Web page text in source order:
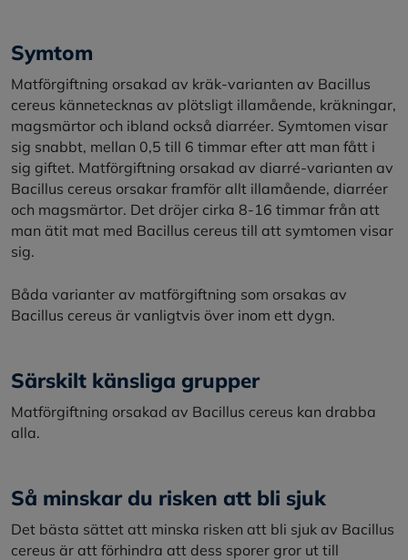
Symtom
Matförgiftning orsakad av kräk-varianten av Bacillus
cereus kännetecknas av plötsligt illamående, kräkningar,
magsmärtor och ibland också diarréer. Symtomen visar
sig snabbt, mellan 0,5 till 6 timmar efter att man fått i
sig giftet. Matförgiftning orsakad av diarré-varianten av
Bacillus cereus orsakar framför allt illamående, diarréer
och magsmärtor. Det dröjer cirka 8-16 timmar från att
man ätit mat med Bacillus cereus till att symtomen visar
sig.
Båda varianter av matförgiftning som orsakas av
Bacillus cereus är vanligtvis över inom ett dygn.
Särskilt känsliga grupper
Matförgiftning orsakad av Bacillus cereus kan drabba
alla.
Så minskar du risken att bli sjuk
Det bästa sättet att minska risken att bli sjuk av Bacillus
cereus är att förhindra att dess sporer gror ut till